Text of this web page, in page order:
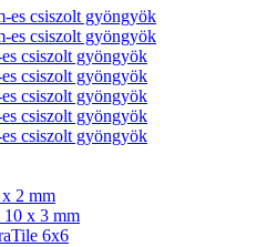
es csiszolt gyöngyök
es csiszolt gyöngyök
csiszolt gyöngyök
csiszolt gyöngyök
csiszolt gyöngyök
csiszolt gyöngyök
csiszolt gyöngyök
2 mm
10 x 3 mm
6x6